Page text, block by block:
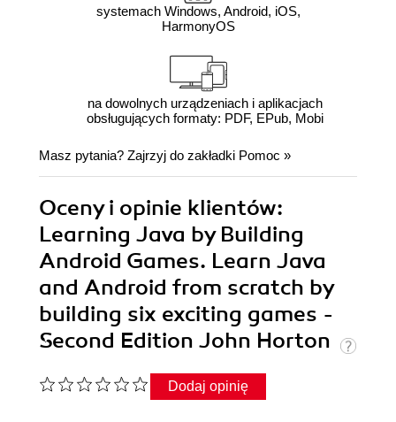
systemach Windows, Android, iOS,
HarmonyOS
na dowolnych urządzeniach i aplikacjach
obsługujących formaty: PDF, EPub, Mobi
Masz pytania? Zajrzyj do zakładki Pomoc »
Oceny i opinie klientów:
Learning Java by Building
Android Games. Learn Java
and Android from scratch by
building six exciting games -
Second Edition John Horton
Dodaj opinię